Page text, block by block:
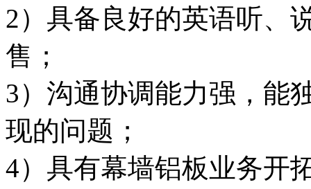
2）具备良好的英语听、
售；
3）沟通协调能力强，能
现的问题；
4）具有幕墙铝板业务开